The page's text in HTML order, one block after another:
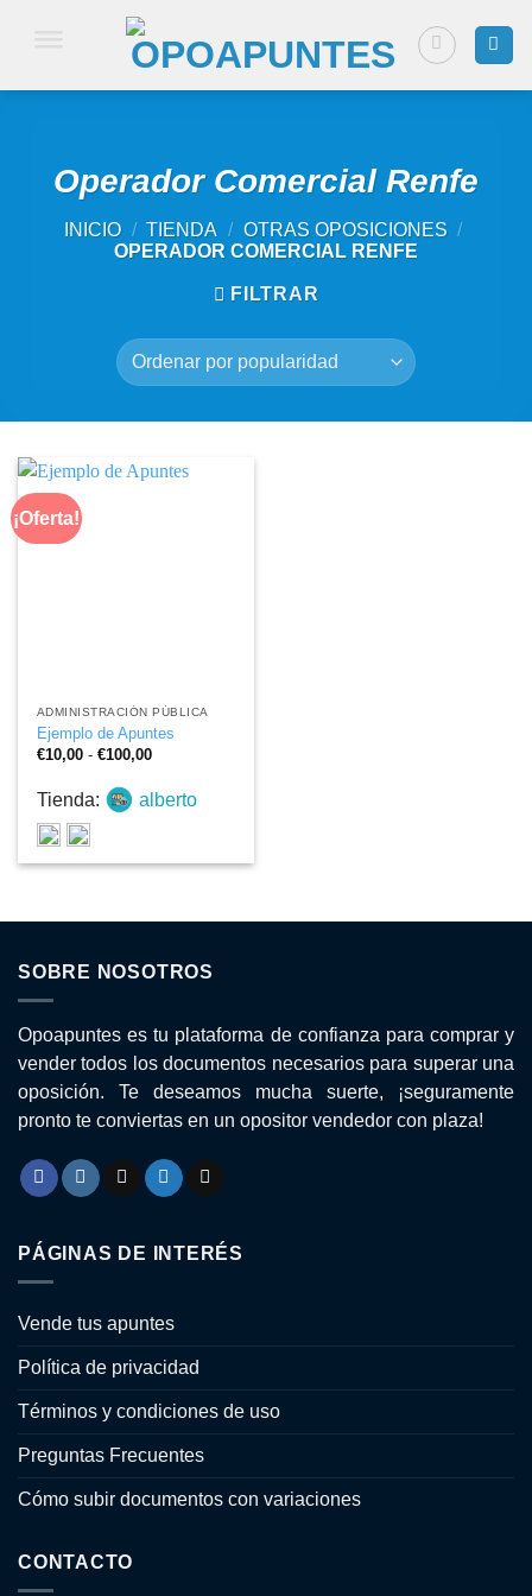
Operador Comercial Renfe
INICIO / TIENDA / OTRAS OPOSICIONES /
OPERADOR COMERCIAL RENFE
FILTRAR
¡Oferta!
ADMINISTRACIÓN PÚBLICA
Ejemplo de Apuntes
€10,00 - €100,00Rango
desde
Tienda: alberto
SOBRE NOSOTROS
Opoapuntes es tu plataforma de confianza para comprar y
vender todos los documentos necesarios para superar una
oposición. Te deseamos mucha suerte, ¡seguramente
pronto te conviertas en un opositor vendedor con plaza!
PÁGINAS DE INTERÉS
Vende tus apuntes
Política de privacidad
Términos y condiciones de uso
Preguntas Frecuentes
Cómo subir documentos con variaciones
CONTACTO